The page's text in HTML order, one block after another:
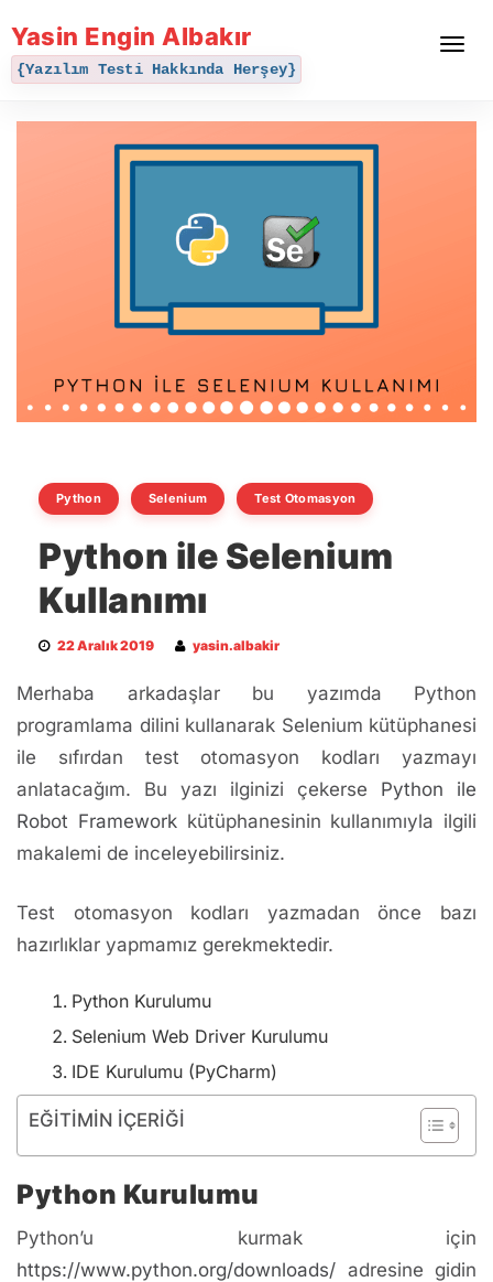
Toggle
Yasin Engin Albakır
{Yazılım Testi Hakkında Herşey}
Python Selenium Test Otomasyon
Python ile Selenium
Kullanımı
22 Aralık 2019 yasin.albakir
Merhaba arkadaşlar bu yazımda Python
programlama dilini kullanarak Selenium kütüphanesi
ile sıfırdan test otomasyon kodları yazmayı
anlatacağım. Bu yazı ilginizi çekerse Python ile
Robot Frameworkkütüphanesinin kullanımıyla ilgili
makalemi de inceleyebilirsiniz.
Test otomasyon kodları yazmadan önce bazı
hazırlıklar yapmamız gerekmektedir.
Python Kurulumu
Selenium Web Driver Kurulumu
IDE Kurulumu (PyCharm)
EĞİTİMİN İÇERİĞİ
Python Kurulumu
Python’u kurmak için
https://www.python.org/downloads/ adresine gidin